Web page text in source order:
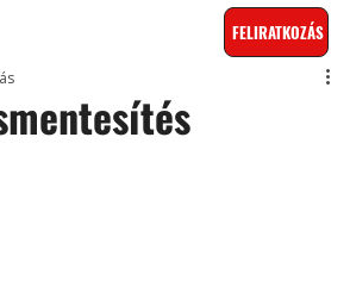
FELIRATKOZÁS